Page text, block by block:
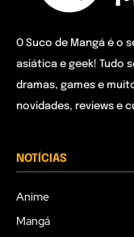
O Suco de Mangá é o
asiática e geek! Tudo
dramas, games e
novidades, reviews e
NOTÍCIAS
Anime
Mangá